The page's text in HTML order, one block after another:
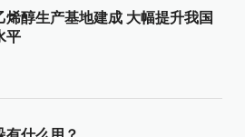
醇生产基地建成 大幅提升我国
平